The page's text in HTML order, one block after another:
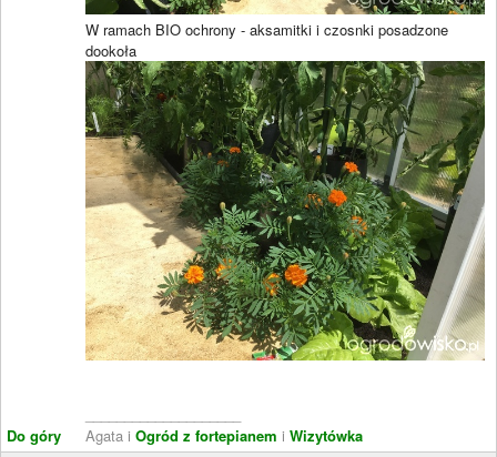
Do góry
W ramach BIO ochrony - aksamitki i czosnki posadzone
dookoła
Agata i Ogród z fortepianem i Wizytówka